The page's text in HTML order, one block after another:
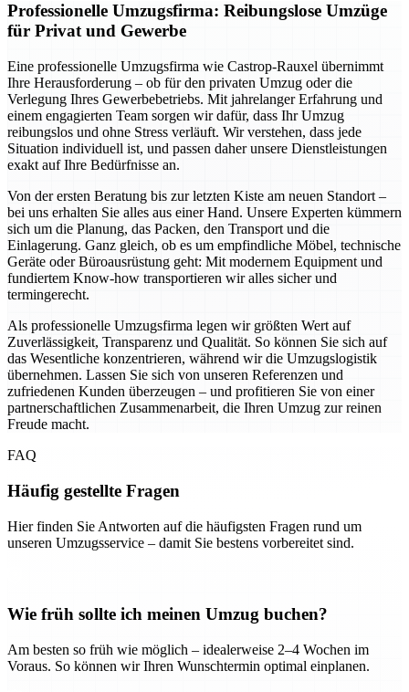
Professionelle Umzugsfirma: Reibungslose Umzüge
für Privat und Gewerbe
Eine professionelle Umzugsfirma wie Castrop-Rauxel übernimmt
Ihre Herausforderung – ob für den privaten Umzug oder die
Verlegung Ihres Gewerbebetriebs. Mit jahrelanger Erfahrung und
einem engagierten Team sorgen wir dafür, dass Ihr Umzug
reibungslos und ohne Stress verläuft. Wir verstehen, dass jede
Situation individuell ist, und passen daher unsere Dienstleistungen
exakt auf Ihre Bedürfnisse an.
Von der ersten Beratung bis zur letzten Kiste am neuen Standort –
bei uns erhalten Sie alles aus einer Hand. Unsere Experten kümmern
sich um die Planung, das Packen, den Transport und die
Einlagerung. Ganz gleich, ob es um empfindliche Möbel, technische
Geräte oder Büroausrüstung geht: Mit modernem Equipment und
fundiertem Know-how transportieren wir alles sicher und
termingerecht.
Als professionelle Umzugsfirma legen wir größten Wert auf
Zuverlässigkeit, Transparenz und Qualität. So können Sie sich auf
das Wesentliche konzentrieren, während wir die Umzugslogistik
übernehmen. Lassen Sie sich von unseren Referenzen und
zufriedenen Kunden überzeugen – und profitieren Sie von einer
partnerschaftlichen Zusammenarbeit, die Ihren Umzug zur reinen
Freude macht.
FAQ
Häufig gestellte Fragen
Hier finden Sie Antworten auf die häufigsten Fragen rund um
unseren Umzugsservice – damit Sie bestens vorbereitet sind.
Wie früh sollte ich meinen Umzug buchen?
Am besten so früh wie möglich – idealerweise 2–4 Wochen im
Voraus. So können wir Ihren Wunschtermin optimal einplanen.